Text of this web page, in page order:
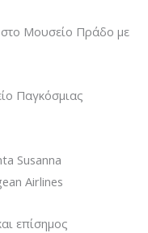
στο Μουσείο Πράδο με
Παγκόσμιας
Susanna
Airlines
επίσημος